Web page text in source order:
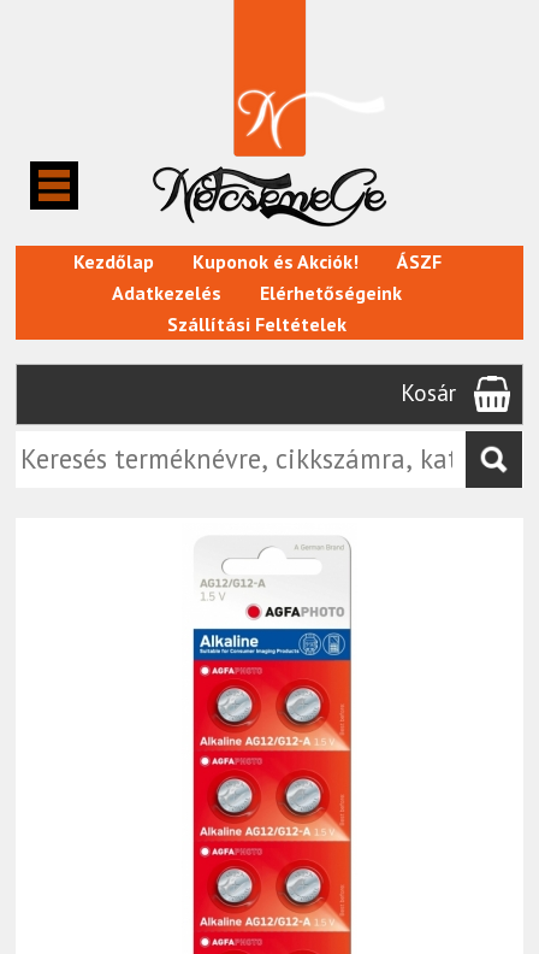
Kezdőlap Kuponok és Akciók!
ÁSZF
Adatkezelés
Elérhetőségeink
Szállítási Feltételek
Kosár